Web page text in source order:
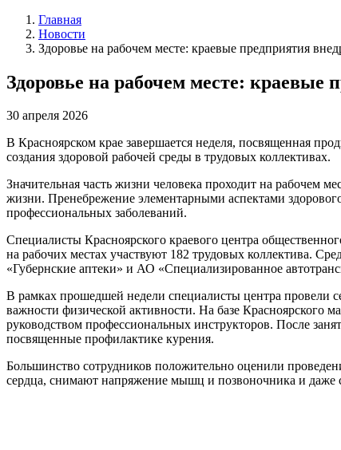
Главная
Новости
Здоровье на рабочем месте: краевые предприятия
Здоровье на рабочем месте: краевые
30 апреля 2026
В Красноярском крае завершается неделя, посвященная
создания здоровой рабочей среды в трудовых коллективах.
Значительная часть жизни человека проходит на рабочем
жизни. Пренебрежение элементарными аспектами
профессиональных заболеваний.
Специалисты Красноярского краевого центра
на рабочих местах участвуют 182 трудовых коллектива.
«Губернские аптеки» и АО «Специализированное
В рамках прошедшей недели специалисты центра провели
важности физической активности. На базе Красноярского
руководством профессиональных инструкторов. После
посвященные профилактике курения.
Большинство сотрудников положительно оценили
сердца, снимают напряжение мышц и позвоночника и